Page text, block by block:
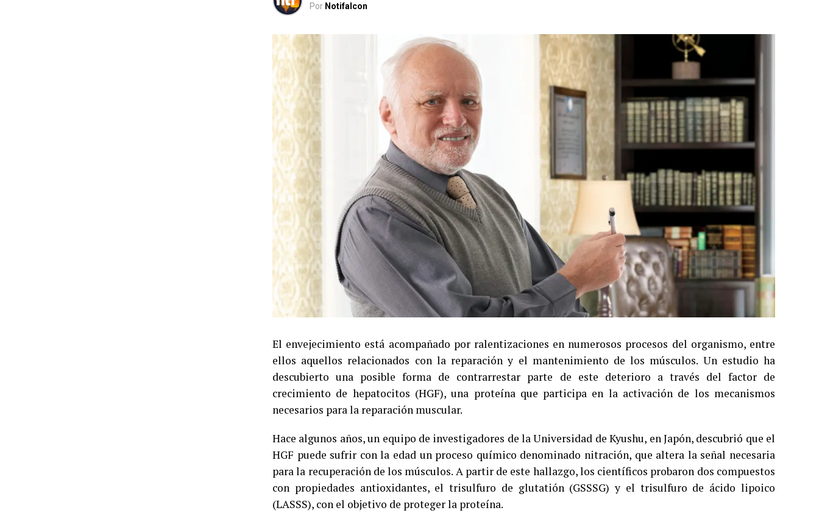
Por Notifalcon
El envejecimiento está acompañado por ralentizaciones en numerosos procesos del organismo, entre
ellos aquellos relacionados con la reparación y el mantenimiento de los músculos. Un estudio ha
descubierto una posible forma de contrarrestar parte de este deterioro a través del factor de
crecimiento de hepatocitos (HGF), una proteína que participa en la activación de los mecanismos
necesarios para la reparación muscular.
Hace algunos años, un equipo de investigadores de la Universidad de Kyushu, en Japón, descubrió que el
HGF puede sufrir con la edad un proceso químico denominado nitración, que altera la señal necesaria
para la recuperación de los músculos. A partir de este hallazgo, los científicos probaron dos compuestos
con propiedades antioxidantes, el trisulfuro de glutatión (GSSSG) y el trisulfuro de ácido lipoico
(LASSS), con el objetivo de proteger la proteína.